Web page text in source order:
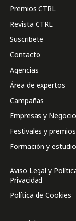
Premios CTRL
Revista CTRL
Suscríbete
Contacto
Agencias
Área de expertos
Campañas
Empresas y
Festivales y premios
Formación y
Aviso Legal y
Privacidad
Política de Cookies